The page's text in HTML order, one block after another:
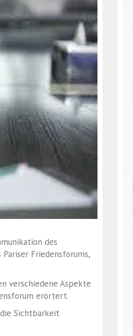
des
Friedensforums,
verschiedene Aspekte
erörtert.
Sichtbarkeit